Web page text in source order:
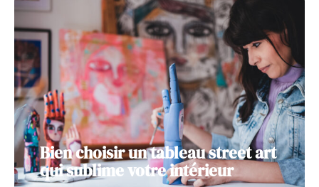
Bien choisir un tableau street art
qui sublime votre intérieur